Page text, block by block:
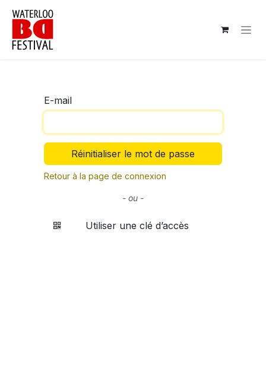
Se rendre au contenu
E-mail
Réinitialiser le mot de passe
Retour à la page de connexion
- ou -
Utiliser une clé d’accès